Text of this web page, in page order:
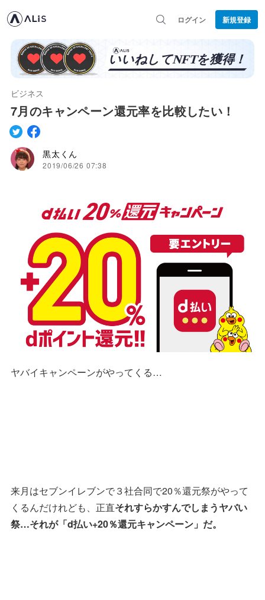
ログイン 新規登録
ビジネス
7月のキャンペーン還元率を比較したい！
黒太くん
2019/06/26 07:38
ヤバイキャンペーンがやってくる…
来月はセブンイレブンで３社合同で20％還元祭がやって
くるんだけれども、正直それすらかすんでしまうヤバい
祭…それが「d払い+20％還元キャンペーン」だ。